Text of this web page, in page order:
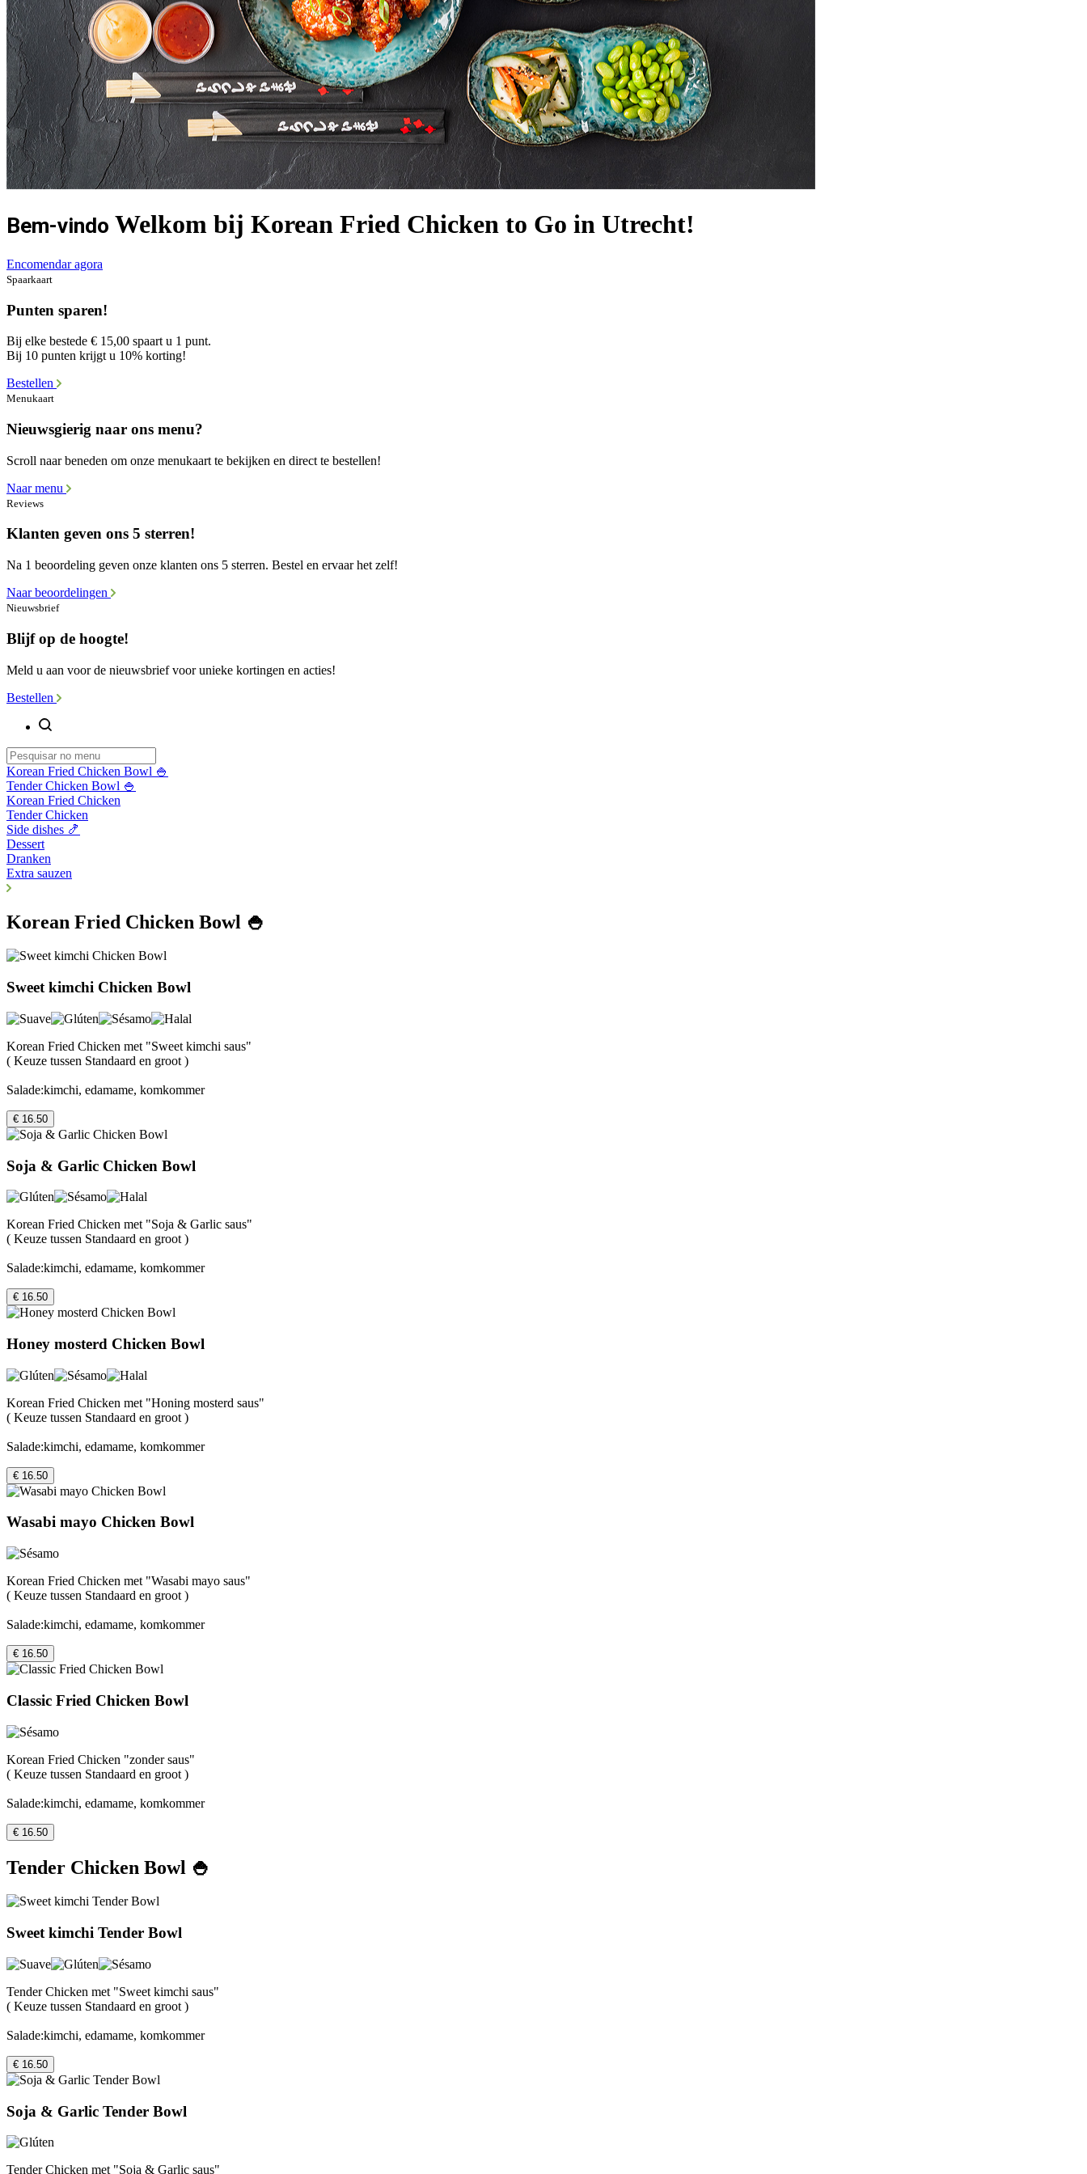
Bem-vindo Welkom bij Korean Fried Chicken to Go in Utrecht!
Encomendar agora
Spaarkaart
Punten sparen!
Bij elke bestede € 15,00 spaart u 1 punt.
Bij 10 punten krijgt u 10% korting!
Bestellen
Menukaart
Nieuwsgierig naar ons menu?
Scroll naar beneden om onze menukaart te bekijken en direct te bestellen!
Naar menu
Reviews
Klanten geven ons 5 sterren!
Na 1 beoordeling geven onze klanten ons 5 sterren. Bestel en ervaar het zelf!
Naar beoordelingen
Nieuwsbrief
Blijf op de hoogte!
Meld u aan voor de nieuwsbrief voor unieke kortingen en acties!
Bestellen
Korean Fried Chicken Bowl 🍚
Tender Chicken Bowl 🍚
Korean Fried Chicken
Tender Chicken
Side dishes 🍤
Dessert
Dranken
Extra sauzen
Korean Fried Chicken Bowl 🍚
Sweet kimchi Chicken Bowl
Korean Fried Chicken met "Sweet kimchi saus"
( Keuze tussen Standaard en groot )
Salade:kimchi, edamame, komkommer
€ 16.50
Soja & Garlic Chicken Bowl
Korean Fried Chicken met "Soja & Garlic saus"
( Keuze tussen Standaard en groot )
Salade:kimchi, edamame, komkommer
€ 16.50
Honey mosterd Chicken Bowl
Korean Fried Chicken met "Honing mosterd saus"
( Keuze tussen Standaard en groot )
Salade:kimchi, edamame, komkommer
€ 16.50
Wasabi mayo Chicken Bowl
Korean Fried Chicken met "Wasabi mayo saus"
( Keuze tussen Standaard en groot )
Salade:kimchi, edamame, komkommer
€ 16.50
Classic Fried Chicken Bowl
Korean Fried Chicken "zonder saus"
( Keuze tussen Standaard en groot )
Salade:kimchi, edamame, komkommer
€ 16.50
Tender Chicken Bowl 🍚
Sweet kimchi Tender Bowl
Tender Chicken met "Sweet kimchi saus"
( Keuze tussen Standaard en groot )
Salade:kimchi, edamame, komkommer
€ 16.50
Soja & Garlic Tender Bowl
Tender Chicken met "Soja & Garlic saus"